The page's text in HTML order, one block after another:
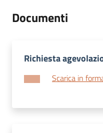
Documenti
Richiesta
Scarica in